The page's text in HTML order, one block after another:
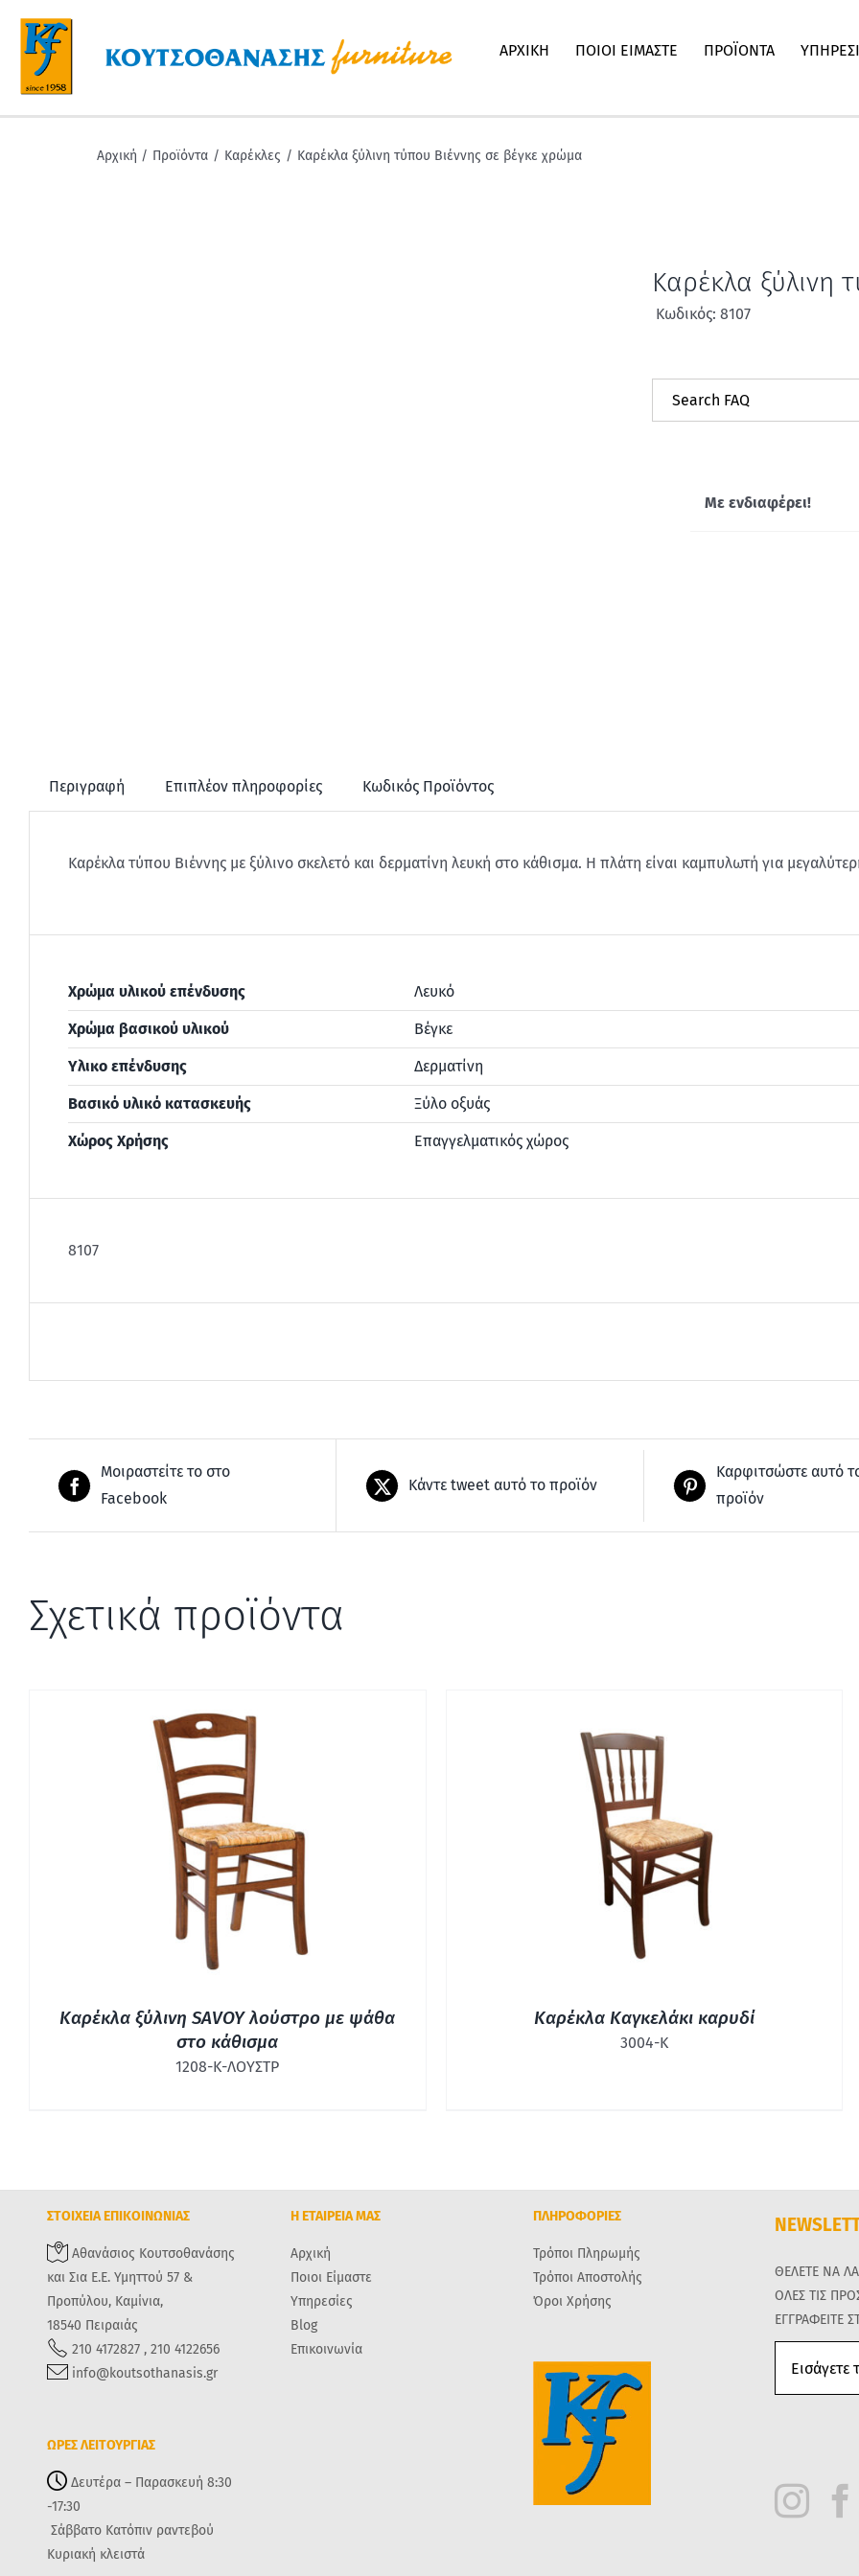
περιεχόμενο
ΑΡΧΙΚΗ ΠΟΙΟΙ ΕΙΜΑΣΤΕ ΠΡΟΪΟΝΤΑ
Αρχική Προϊόντα Καρέκλες Καρέκλα ξύλινη τύπου Βιέννης σε βέγκε χρώμα
Καρέκλα ξύλινη
Κωδικός: 8107
Με ενδιαφέρει!
Περιγραφή Επιπλέον πληροφορίες Κωδικός Προϊόντος
Καρέκλα τύπου Βιέννης με ξύλινο σκελετό και δερματίνη λευκή στο κάθισμα. Η πλάτη είναι καμπυλωτή για
Χρώμα υλικού επένδυσης Λευκό
Χρώμα βασικού υλικού Βέγκε
Υλικο επένδυσης Δερματίνη
Βασικό υλικό κατασκευής Ξύλο οξυάς
Χώρος Χρήσης Επαγγελματικός χώρος
8107
Μοιραστείτε το στο
Facebook
Κάντε tweet αυτό το προϊόν
Καρφιτσώστε αυτό
προϊόν
Σχετικά προϊόντα
ΓΡΉΓΟΡΗ ΠΡΟΒΟΛΉ
Καρέκλα ξύλινη SAVOY λούστρο με ψάθα
στο κάθισμα
1208-Κ-ΛΟΥΣΤΡ
ΓΡΉΓΟΡΗ ΠΡΟΒΟΛΉ
Καρέκλα Καγκελάκι καρυδί
3004-Κ
ΣΤΟΙΧΕΙΑ ΕΠΙΚΟΙΝΩΝΙΑΣ
Αθανάσιος Κουτσοθανάσης
και Σια Ε.Ε. Υμηττού 57 &
Προπύλου, Καμίνια,
18540 Πειραιάς
210 4172827 , 210 4122656
info@koutsothanasis.gr
ΩΡΕΣ ΛΕΙΤΟΥΡΓΙΑΣ
Δευτέρα – Παρασκευή 8:30
-17:30
Σάββατο Κατόπιν ραντεβού
Κυριακή κλειστά
Η ΕΤΑΙΡΕΙΑ ΜΑΣ
Αρχική
Ποιοι Είμαστε
Υπηρεσίες
Blog
Επικοινωνία
ΠΛΗΡΟΦΟΡΙΕΣ
Τρόποι Πληρωμής
Τρόποι Αποστολής
Όροι Χρήσης
ΘΕΛΕΤΕ ΝΑ
ΟΛΕΣ ΤΙΣ
ΕΓΓΡΑΦΕΙΤΕ